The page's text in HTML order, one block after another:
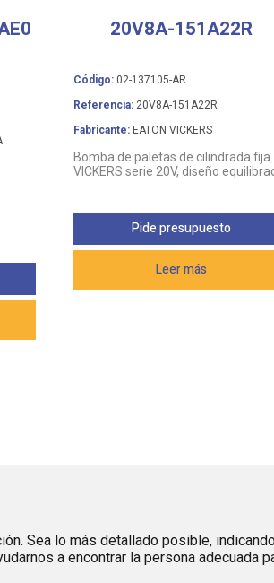
20V8A-151A22R
Código:02-137105-AR
Referencia:20V8A-151A22R
Fabricante:EATON VICKERS
Bomba de paletas de cilindrada fija
VICKERS serie 20V, diseño
Leer más
Pide presupuesto
Sea lo más detallado posible,
a encontrar la persona adecuada